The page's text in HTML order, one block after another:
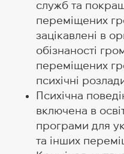
служб та
переміщених
зацікавлені в
обізнаності
переміщених
психічні
Психічна
включена в
програми для
та інших